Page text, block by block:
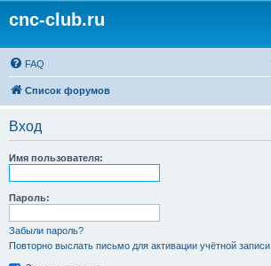
cnc-club.ru
FAQ
Список форумов
Вход
Имя пользователя:
Пароль:
Забыли пароль?
Повторно выслать письмо для активации учётной записи